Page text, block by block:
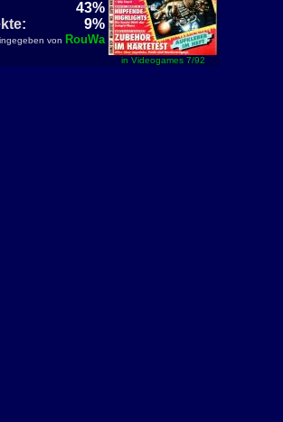
43%
9%
von RouWa
in Videogames 7/92